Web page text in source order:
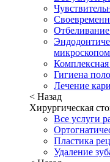
Отбеливание
микроскопом
Комплексная
Гигиена
Лечение
< Назад
Хирургическая
Все услуги
Пластика
Удаление